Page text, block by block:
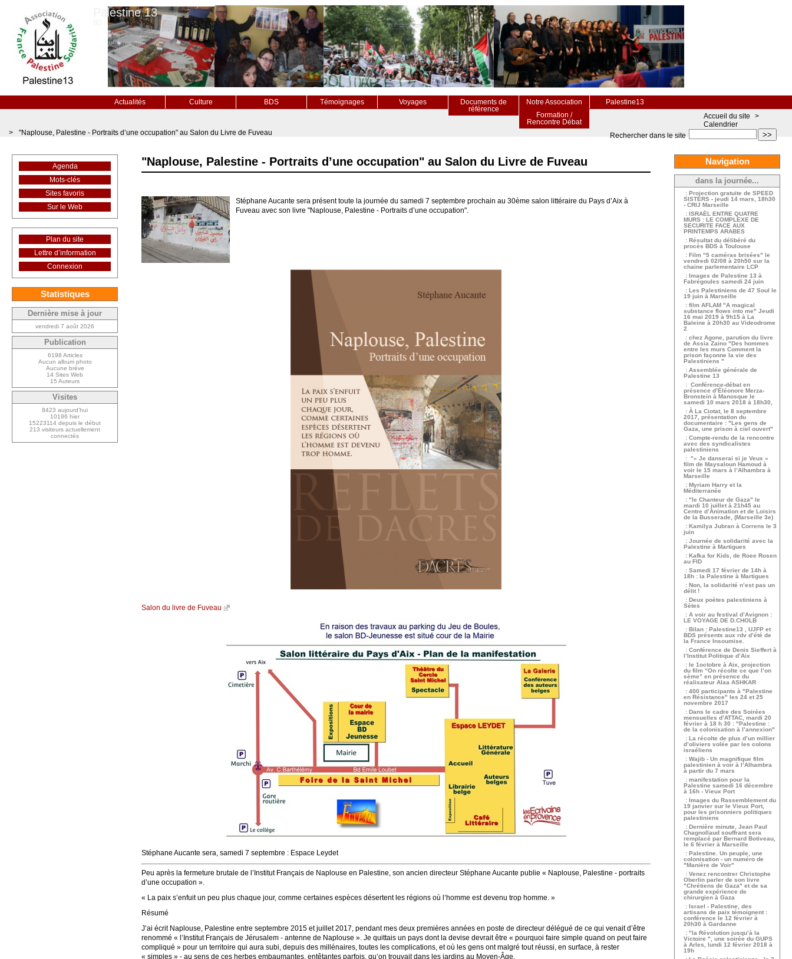
Palestine 13
Actualités Culture BDS Témoignages Voyages
Documents de
référence
Notre Association
Palestine13
Formation /
Rencontre Débat
>>
Rechercher dans le site
Accueil du site
>
Calendrier
>
"Naplouse, Palestine - Portraits d’une occupation" au Salon du Livre de Fuveau
"Naplouse, Palestine - Portraits d’une occupation" au Salon du Livre de Fuveau
Stéphane Aucante sera présent toute la journée du samedi 7 septembre prochain au 30ème salon littéraire du Pays d’Aix à
Fuveau avec son livre "Naplouse, Palestine - Portraits d’une occupation".
Salon du livre de Fuveau
Stéphane Aucante sera, samedi 7 septembre : Espace Leydet
Peu après la fermeture brutale de l’Institut Français de Naplouse en Palestine, son ancien directeur Stéphane Aucante publie « Naplouse, Palestine - portraits
d’une occupation ».
« La paix s’enfuit un peu plus chaque jour, comme certaines espèces désertent les régions où l’homme est devenu trop homme. »
Résumé
J’ai écrit Naplouse, Palestine entre septembre 2015 et juillet 2017, pendant mes deux premières années en poste de directeur délégué de ce qui venait d’être
renommé « l’Institut Français de Jérusalem - antenne de Naplouse ». Je quittais un pays dont la devise devrait être « pourquoi faire simple quand on peut faire
compliqué » pour un territoire qui aura subi, depuis des millénaires, toutes les complications, et où les gens ont malgré tout réussi, en surface, à rester
« simples » - au sens de ces herbes embaumantes, entêtantes parfois, qu’on trouvait dans les jardins au Moyen-Âge.
Agenda
Mots-clés
Sites favoris
Sur le Web
Plan du site
Lettre d’information
Connexion
Statistiques
Dernière mise à jour
vendredi 7 août 2026
Publication
6198 Articles
Aucun album photo
Aucune brève
14 Sites Web
15 Auteurs
Visites
8423 aujourd’hui
10196 hier
15223114 depuis le début
213 visiteurs actuellement
connectés
Navigation
dans la journée...
: Projection gratuite de SPEED
SISTERS - jeudi 14 mars, 18h30
- CRIJ Marseille
: ISRAËL ENTRE QUATRE
MURS : LE COMPLEXE DE
SECURITE FACE AUX
PRINTEMPS ARABES
: Résultat du délibéré du
procès BDS à Toulouse
: Film "5 caméras brisées" le
vendredi 02/08 à 20h50 sur la
chaine parlementaire LCP
: Images de Palestine 13 à
Fabrégoules samedi 24 juin
: Les Palestiniens de 47 Soul le
19 juin à Marseille
: film AFLAM "A magical
substance flows into me" Jeudi
16 mai 2019 à 9h15 à La
Baleine à 20h30 au Videodrome
2
: chez Agone, parution du livre
de Assia Zaino "Des hommes
entre les murs Comment la
prison façonne la vie des
Palestiniens "
: Assemblée générale de
Palestine 13
: Conférence-débat en
présence d’Éléonore Merza-
Bronstein à Manosque le
samedi 10 mars 2018 à 18h30,
: À La Ciotat, le 8 septembre
2017, présentation du
documentaire : "Les gens de
Gaza, une prison à ciel ouvert"
: Compte-rendu de la rencontre
avec des syndicalistes
palestiniens
: "« Je danserai si je Veux »
film de Maysaloun Hamoud à
voir le 15 mars à l’Alhambra à
Marseille
: Myriam Harry et la
Méditerranée
: "le Chanteur de Gaza" le
mardi 10 juillet à 21h45 au
Centre d’Animation et de Loisirs
de la Busserade, (Marseille 3e)
: Kamilya Jubran à Correns le 3
juin
: Journée de solidarité avec la
Palestine à Martigues
: Kafka for Kids, de Roee Rosen
au FID
: Samedi 17 février de 14h à
18h : la Palestine à Martigues
: Non, la solidarité n’est pas un
délit !
: Deux poètes palestiniens à
Sètes
: A voir au festival d’Avignon :
LE VOYAGE DE D.CHOLB
: Bilan : Palestine13 , UJFP et
BDS présents aux rdv d’été de
la France Insoumise.
: Conférence de Denis Sieffert à
l’Institut Politique d’Aix
: le 1octobre à Aix, projection
du film “On récolte ce que l’on
sème” en présence du
réalisateur Alaa ASHKAR
: 400 participants à "Palestine
en Résistance" les 24 et 25
novembre 2017
: Dans le cadre des Soirées
mensuelles d’ATTAC, mardi 20
février à 18 h 30 : "Palestine :
de la colonisation à l’annexion"
: La récolte de plus d’un millier
d’oliviers volée par les colons
israéliens
: Wajib - Un magnifique film
palestinien à voir à l’Alhambra
à partir du 7 mars
: manifestation pour la
Palestine samedi 16 décembre
à 16h - Vieux Port
: Images du Rassemblement du
19 janvier sur le Vieux Port,
pour les prisonniers politiques
palestiniens
: Dernière minute, Jean Paul
Chagnollaud souffrant sera
remplacé par Bernard Botiveau,
le 6 février à Marseille
: Palestine. Un peuple, une
colonisation - un numéro de
"Manière de Voir"
: Venez rencontrer Christophe
Oberlin parler de son livre
"Chrétiens de Gaza" et de sa
grande expérience de
chirurgien à Gaza
: Israel - Palestine, des
artisans de paix témoignent :
conférence le 12 février à
20h30 à Gardanne
: "la Révolution jusqu’à la
Victoire ", une soirée du GUPS
à Arles, lundi 12 février 2018 à
19h